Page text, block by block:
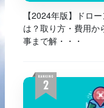
【2024年版】ドロ
は？取り方・費用か
事まで解・・・